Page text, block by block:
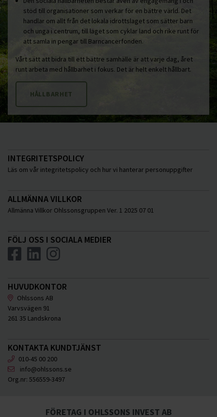
stöd till organisationer som verkar för en bättre värld. Det
handlar om allt från det lokala idrottslaget som sätter barn
och unga i centrum, till laget som cyklar land och rike runt för
att samla in pengar till Barncancerfonden.
Vårt sätt att bidra till ett bättre samhälle är att varje dag, året
runt arbeta med hållbarhet i fokus. Det är helt enkelt hållbart.
HÅLLBARHET
INTEGRITETSPOLICY
Läs om vår integritetspolicy och hur vi hanterar personuppgifter
ALLMÄNNA VILLKOR
Allmänna Villkor Ohlssonsgruppen Ver. 1 2025 07 01
FÖLJ OSS I SOCIALA MEDIER
HUVUDKONTOR
Ohlssons AB
Varvsvägen 91
261 35 Landskrona
KONTAKTA KUNDTJÄNST
010-45 00 200
info@ohlssons.se
Org.nr: 556559-3497
FÖRETAG I OHLSSONS INVEST AB